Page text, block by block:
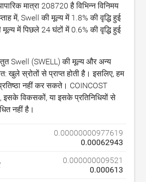
मात्रा 208720 है विभिन्न विनिमय
में, Swell की मूल्य में 1.8% की वृद्धि हुई
मूल्य में पिछले 24 घंटों में 0.6% की वृद्धि हुई
Swell (SWELL) की मूल्य और अन्य
खुले स्रोतों से प्राप्त होती है। इसलिए, हम
नहीं कर सकते। COINCOST
इसके विकसकों, या इसके प्रतिनिधियों से
नहीं है।
0.00000000977619
0.00062943
0.000000009521
0.000613